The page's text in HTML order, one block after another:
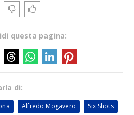
questa pagina:
di:
Alfredo Mogavero Six Shots